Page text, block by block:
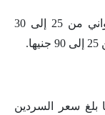
تراوح سعر كيلوجرام السمك البلطي الأسواني من 25 إلى 30
21 جنيها، فيما بلغ سعر السردين